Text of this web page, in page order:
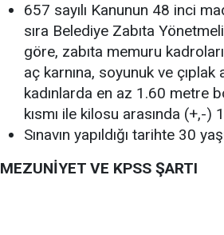
657 sayılı Kanunun 48 inci
sıra Belediye Zabıta
göre, zabıta memuru
aç karnına, soyunuk ve
kadınlarda en az 1.60 metre
kısmı ile kilosu arasında (+,-
Sınavın yapıldığı tarihte 30
MEZUNİYET VE KPSS ŞARTI